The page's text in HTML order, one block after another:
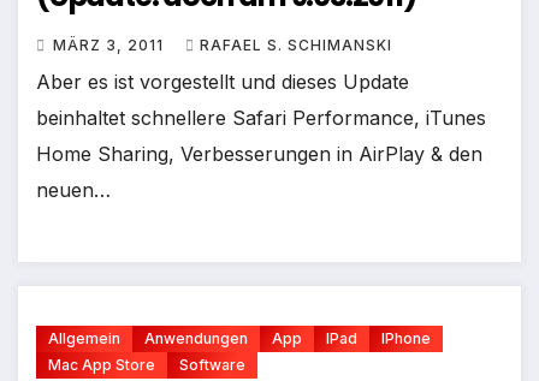
MÄRZ 3, 2011 RAFAEL S. SCHIMANSKI
Aber es ist vorgestellt und dieses Update
beinhaltet schnellere Safari Performance, iTunes
Home Sharing, Verbesserungen in AirPlay & den
neuen…
Allgemein Anwendungen App IPad
IPhone
Mac App Store
Software